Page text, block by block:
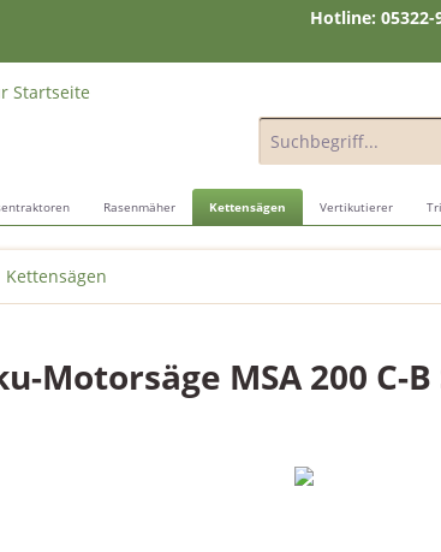
Hotline: 05322-
Rasenmäher Kettensägen Vertikutierer
Kettensägen
Motorsäge MSA 200 C-